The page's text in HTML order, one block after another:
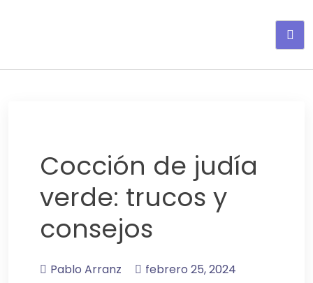
Cocción de judía
verde: trucos y
consejos
Pablo Arranz
febrero 25, 2024